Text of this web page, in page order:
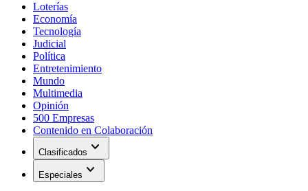
Loterías
Economía
Tecnología
Judicial
Política
Entretenimiento
Mundo
Multimedia
Opinión
500 Empresas
Contenido en Colaboración
Clasificados expand_more
Especiales expand_more